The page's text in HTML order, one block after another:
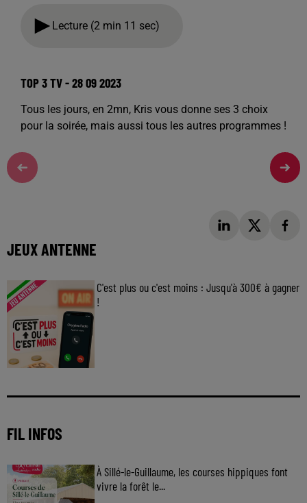
Lecture (2 min 11 sec)
TOP 3 TV - 28 09 2023
Tous les jours, en 2mn, Kris vous donne ses 3 choix
pour la soirée, mais aussi tous les autres programmes !
JEUX ANTENNE
C'est plus ou c'est moins : Jusqu'à 300€ à gagner
!
FIL INFOS
À Sillé-le-Guillaume, les courses hippiques font
vivre la forêt le...